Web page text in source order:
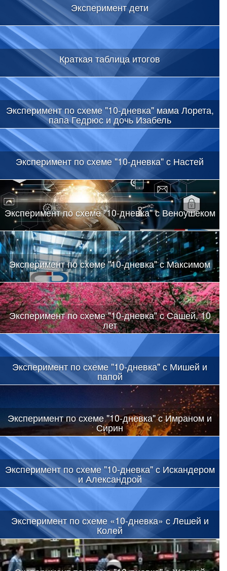
Эксперимент дети
Краткая таблица итогов
Эксперимент по схеме "10-дневка" мама Лорета,
папа Гедрюс и дочь Изабель
Эксперимент по схеме "10-дневка" с Настей
Эксперимент по схеме "10-дневка" с Веноушеком
Эксперимент по схеме "10-дневка" с Максимом
Эксперимент по схеме "10-дневка" с Сашей, 10
лет
Эксперимент по схеме "10-дневка" с Мишей и
папой
Эксперимент по схеме "10-дневка" с Имраном и
Сирин
Эксперимент по схеме "10-дневка" с Искандером
и Александрой
Эксперимент по схеме «10-дневка» с Лешей и
Колей